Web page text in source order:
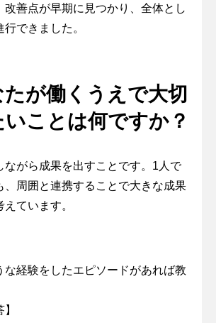
改善点が早期に見つかり、全体とし
できました。
が働くうえで大切
いことは何ですか？
ながら成果を出すことです。1人で
、周囲と連携することで大きな成果
ています。
な経験をしたエピソードがあれば教